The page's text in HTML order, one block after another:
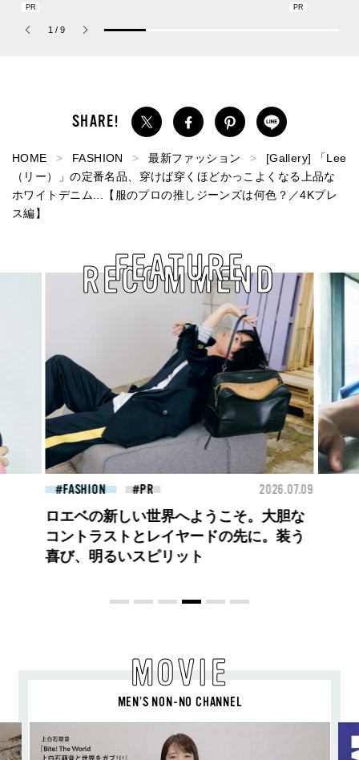
の新作フレグランス「コ
パルファム」
描くプレッピ
1 / 9
HOME FASHION 最新ファッション
[Gallery] 「Lee
（リー）」の定番名品、穿けば穿くほどかっこよくなる上品な
ホワイトデニム...【服のプロの推しジーンズは何色？／4Kプレ
ス編】
RECOMMEND
FEATURE
BEAUTY 2026.07.27
大胆不敵で、どこまでも自由。
BALLISTIK BOYZ 砂田将宏がまとう
COACHの新作フレグランス「コーチ ピ
MOVIE
MEN’S NON-NO CHANNEL